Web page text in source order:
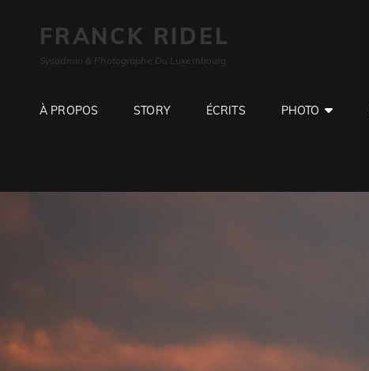
FRANCK RIDEL
Sysadmin & Photographe Du Luxembourg
À PROPOS STORY ÉCRITS PHOTO